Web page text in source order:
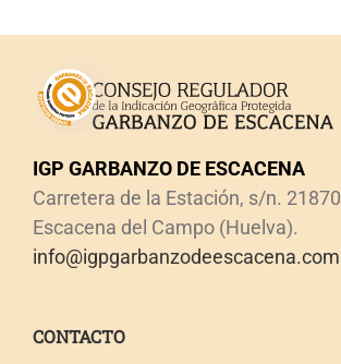
IGP GARBANZO DE ESCACENA
Carretera de la Estación, s/n. 21870
Escacena del Campo (Huelva).
info@igpgarbanzodeescacena.com
CONTACTO